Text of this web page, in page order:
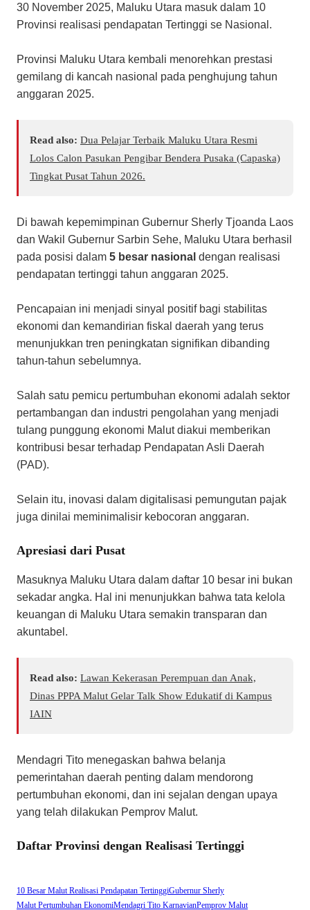
30 November 2025, Maluku Utara masuk dalam 10
Provinsi realisasi pendapatan Tertinggi se Nasional.
Provinsi Maluku Utara kembali menorehkan prestasi
gemilang di kancah nasional pada penghujung tahun
anggaran 2025.
Read also: Dua Pelajar Terbaik Maluku Utara Resmi
Lolos Calon Pasukan Pengibar Bendera Pusaka (Capaska)
Tingkat Pusat Tahun 2026.
Di bawah kepemimpinan Gubernur Sherly Tjoanda Laos
dan Wakil Gubernur Sarbin Sehe, Maluku Utara berhasil
pada posisi dalam 5 besar nasional dengan realisasi
pendapatan tertinggi tahun anggaran 2025.
​Pencapaian ini menjadi sinyal positif bagi stabilitas
ekonomi dan kemandirian fiskal daerah yang terus
menunjukkan tren peningkatan signifikan dibanding
tahun-tahun sebelumnya.
​Salah satu pemicu pertumbuhan ekonomi adalah sektor
pertambangan dan industri pengolahan yang menjadi
tulang punggung ekonomi Malut diakui memberikan
kontribusi besar terhadap Pendapatan Asli Daerah
(PAD).
Selain itu, inovasi dalam digitalisasi pemungutan pajak
juga dinilai meminimalisir kebocoran anggaran.
Apresiasi dari Pusat
​Masuknya Maluku Utara dalam daftar 10 besar ini bukan
sekadar angka. Hal ini menunjukkan bahwa tata kelola
keuangan di Maluku Utara semakin transparan dan
akuntabel.
Read also: Lawan Kekerasan Perempuan dan Anak,
Dinas PPPA Malut Gelar Talk Show Edukatif di Kampus
IAIN
​Mendagri Tito menegaskan bahwa belanja
pemerintahan daerah penting dalam mendorong
pertumbuhan ekonomi, dan ini sejalan dengan upaya
yang telah dilakukan Pemprov Malut.
Daftar Provinsi dengan Realisasi Tertinggi
10 Besar Malut Realisasi Pendapatan TertinggiGubernur Sherly
Malut Pertumbuhan EkonomiMendagri Tito KarnavianPemprov Malut